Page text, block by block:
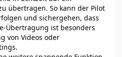
übertragen. So kann der Pilot
und sichergehen, dass
Übertragung ist besonders
von Videos oder